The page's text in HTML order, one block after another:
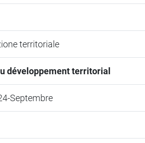
territoriale
développement territorial
Septembre